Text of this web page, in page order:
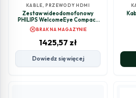
KABLE, PRZEWODY HDMI
Zestaw wideodomofonowy
PHILIPS WelcomeEye Compact
cancelBRAK NA MAGAZYNIE
1425,57 zł
Dowiedz się więcej